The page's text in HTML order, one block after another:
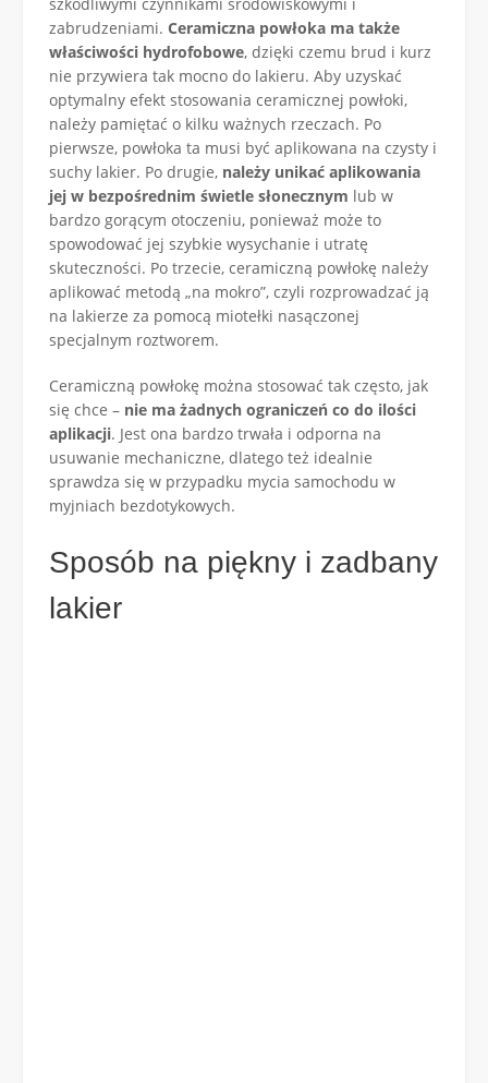
zabrudzeniami. Ceramiczna powłoka ma także
właściwości hydrofobowe, dzięki czemu brud i kurz
nie przywiera tak mocno do lakieru. Aby uzyskać
optymalny efekt stosowania ceramicznej powłoki,
należy pamiętać o kilku ważnych rzeczach. Po
pierwsze, powłoka ta musi być aplikowana na czysty i
suchy lakier. Po drugie, należy unikać aplikowania
jej w bezpośrednim świetle słonecznym lub w
bardzo gorącym otoczeniu, ponieważ może to
spowodować jej szybkie wysychanie i utratę
skuteczności. Po trzecie, ceramiczną powłokę należy
aplikować metodą „na mokro”, czyli rozprowadzać ją
na lakierze za pomocą miotełki nasączonej
specjalnym roztworem.
Ceramiczną powłokę można stosować tak często, jak
się chce – nie ma żadnych ograniczeń co do ilości
aplikacji. Jest ona bardzo trwała i odporna na
usuwanie mechaniczne, dlatego też idealnie
sprawdza się w przypadku mycia samochodu w
myjniach bezdotykowych.
Sposób na piękny i zadbany
lakier